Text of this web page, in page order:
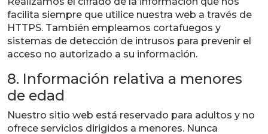
facilita siempre que utilice nuestra web a través de
HTTPS. También empleamos cortafuegos y
sistemas de detección de intrusos para prevenir el
acceso no autorizado a su información.
8. Información relativa a menores
de edad
Nuestro sitio web está reservado para adultos y no
ofrece servicios dirigidos a menores. Nunca